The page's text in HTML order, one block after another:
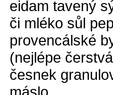
eidam tavený
či mléko sůl
provencálské
(nejlépe
česnek